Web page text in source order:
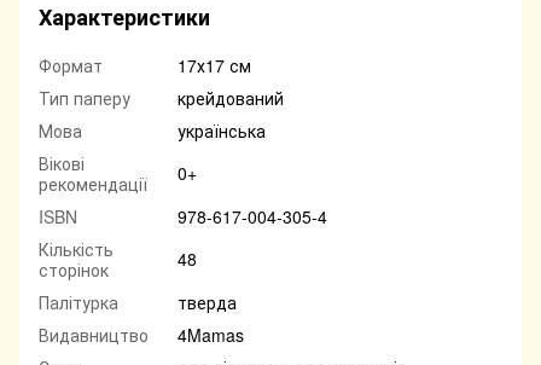
Характеристики
Формат
17х17 см
Тип паперу
крейдований
Мова
українська
Вікові
рекомендації
0+
ISBN
978-617-004-305-4
Кількість
сторінок
48
Палітурка
тверда
Видавництво
4Mamas